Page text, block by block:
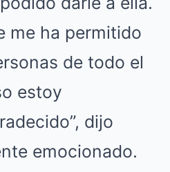
me ha permitido
de todo el
estoy
dijo
emocionado.